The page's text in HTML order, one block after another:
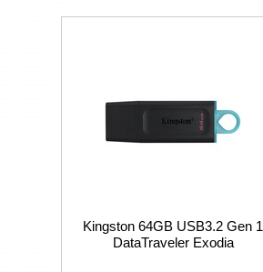
Kingston 64GB USB3.2 Gen 1
DataTraveler Exodia